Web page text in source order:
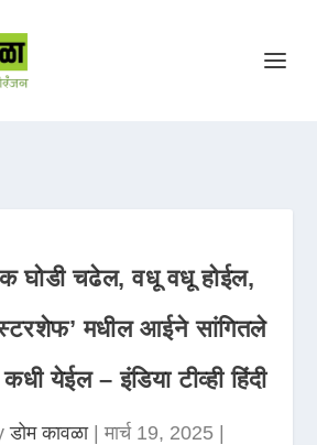
घोडी चढेल, वधू वधू होईल,
मधील आईने सांगितले
येईल – इंडिया टीव्ही हिंदी
डोम कावळा|मार्च 19, 2025